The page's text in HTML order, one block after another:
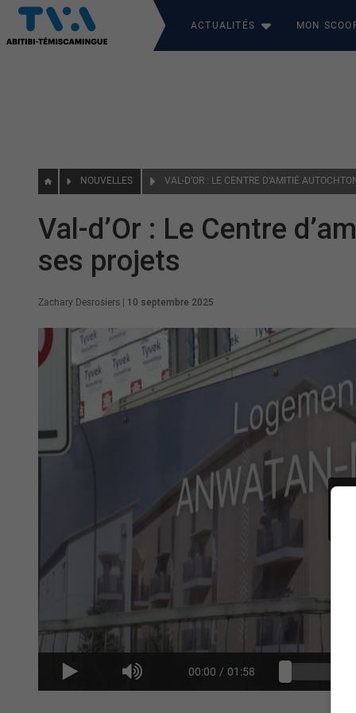
ACTUALITÉS MON
NOUVELLES
Val-d’Or : Le Centre
ses projets
Zachary Desrosiers 10 septembre 2025
00:00 / 01:58